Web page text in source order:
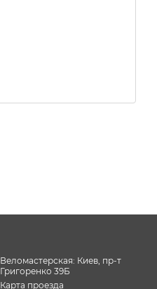
Веломастерская: Киев, пр-т
Григоренко 39Б
Карта проезда